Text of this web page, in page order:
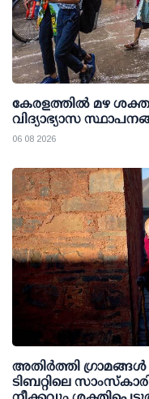
കേരളത്തില്‍ മഴ
വിദ്യാഭ്യാസ
06 08 2026
അതിര്‍ത്തി
ടിബറ്റിലെ